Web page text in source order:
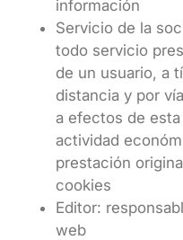
información
Servicio de la
todo servicio
de un usuario, a
distancia y por
a efectos de
actividad
prestación
cookies
Editor:
web